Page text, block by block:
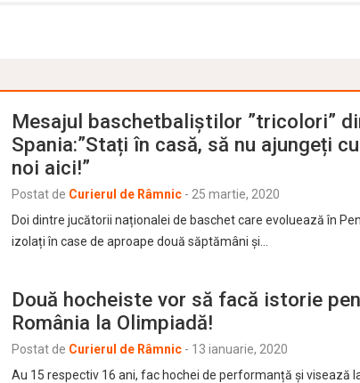
Mesajul baschetbaliștilor ”tricolori”
Spania:”Stați în casă, să nu ajungeți
noi aici!”
Postat de Curierul de Râmnic - 25 martie, 2020
Doi dintre jucătorii naționalei de baschet care evoluează în
izolați în case de aproape două săptămâni și…
Două hocheiste vor să facă istorie
România la Olimpiadă!
Postat de Curierul de Râmnic - 13 ianuarie, 2020
Au 15 respectiv 16 ani, fac hochei de performanță și visează